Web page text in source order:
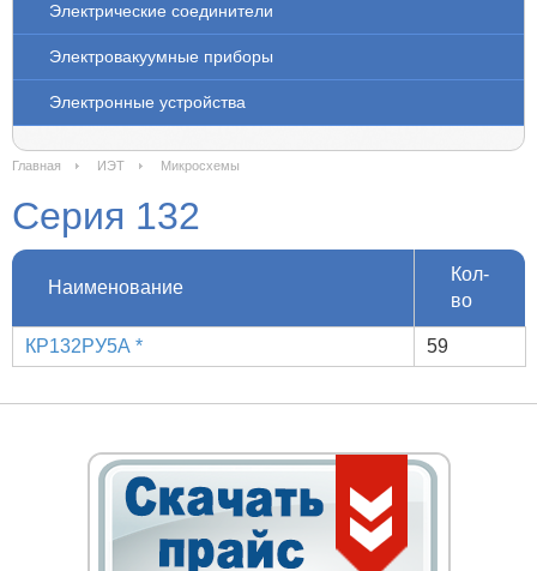
Электрические соединители
Электровакуумные приборы
Электронные устройства
Главная ИЭТ Микросхемы
Серия 132
Наименование
Кол-
во
КР132РУ5А * 59